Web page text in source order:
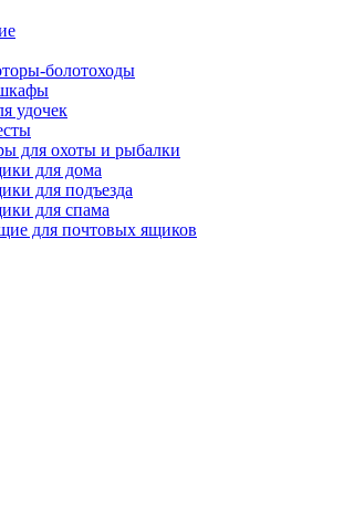
болотоходы
удочек
для охоты и рыбалки
для дома
для подъезда
для спама
для почтовых ящиков